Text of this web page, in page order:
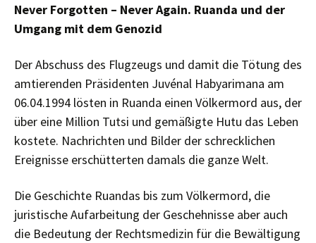
Never Forgotten – Never Again. Ruanda und der
Umgang mit dem Genozid
Der Abschuss des Flugzeugs und damit die Tötung des
amtierenden Präsidenten Juvénal Habyarimana am
06.04.1994 lösten in Ruanda einen Völkermord aus, der
über eine Million Tutsi und gemäßigte Hutu das Leben
kostete. Nachrichten und Bilder der schrecklichen
Ereignisse erschütterten damals die ganze Welt.
Die Geschichte Ruandas bis zum Völkermord, die
juristische Aufarbeitung der Geschehnisse aber auch
die Bedeutung der Rechtsmedizin für die Bewältigung